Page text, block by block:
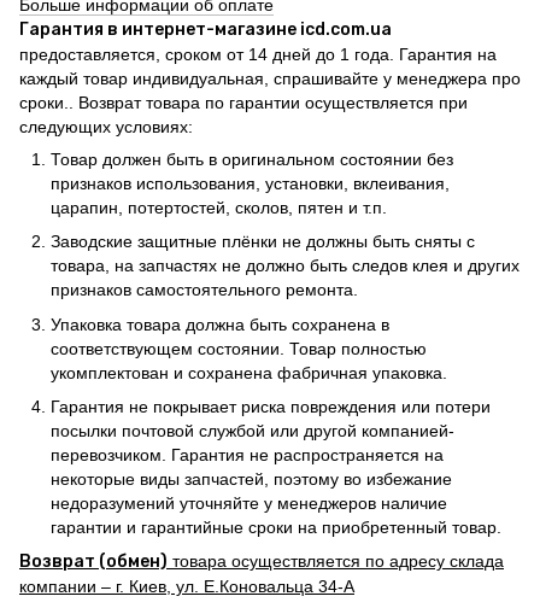
Больше информации об оплате
Гарантия в интернет-магазине icd.com.ua
предоставляется, сроком от 14 дней до 1 года. Гарантия на
каждый товар индивидуальная, спрашивайте у менеджера про
сроки.. Возврат товара по гарантии осуществляется при
следующих условиях:
Товар должен быть в оригинальном состоянии без
признаков использования, установки, вклеивания,
царапин, потертостей, сколов, пятен и т.п.
Заводские защитные плёнки не должны быть сняты с
товара, на запчастях не должно быть следов клея и других
признаков самостоятельного ремонта.
Упаковка товара должна быть сохранена в
соответствующем состоянии. Товар полностью
укомплектован и сохранена фабричная упаковка.
Гарантия не покрывает риска повреждения или потери
посылки почтовой службой или другой компанией-
перевозчиком. Гарантия не распространяется на
некоторые виды запчастей, поэтому во избежание
недоразумений уточняйте у менеджеров наличие
гарантии и гарантийные сроки на приобретенный товар.
Возврат (обмен) товара осуществляется по адресу склада
компании – г. Киев, ул. Е.Коновальца 34-А